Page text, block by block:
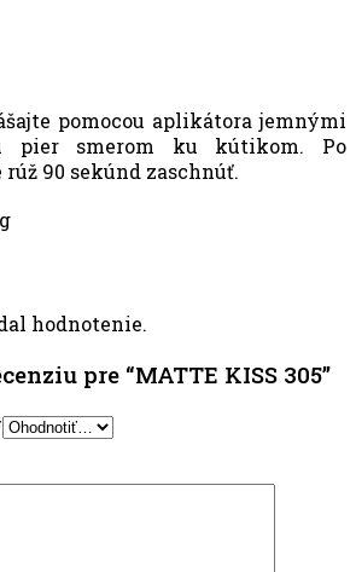
pomocou aplikátora jemnými
pier smerom ku kútikom. Po
90 sekúnd zaschnúť.
hodnotenie.
pre “MATTE KISS 305”